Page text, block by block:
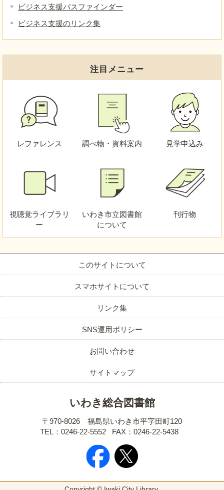
ビジネス支援パスファインダー
ビジネス支援のリンク集
注目メニュー
レファレンス 調べ物・資料案内 見学申込み
視聴覚ライブラリ
ー
いわき市立図書館
について
刊行物
いわき総合図書館
〒970-8026 福島県いわき市平字田町120
TEL：0246-22-5552
FAX：0246-22-5438
このサイトについて
スマホサイトについて
リンク集
SNS運用ポリシー
お問い合わせ
サイトマップ